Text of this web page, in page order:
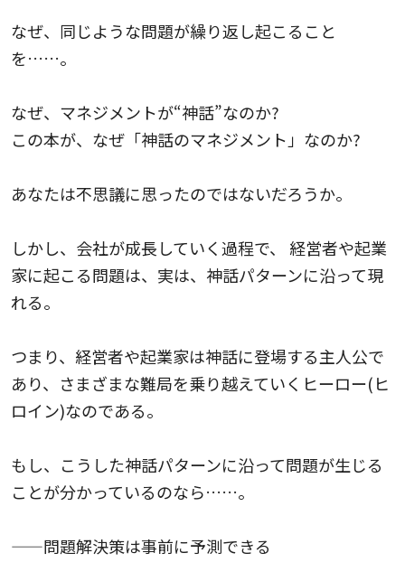
なぜ、同じような問題が繰り返し起こること
を……。
なぜ、マネジメントが“神話”なのか?
この本が、なぜ「神話のマネジメント」なのか?
あなたは不思議に思ったのではないだろうか。
しかし、会社が成長していく過程で、 経営者や起業
家に起こる問題は、実は、神話パターンに沿って現
れる。
つまり、経営者や起業家は神話に登場する主人公で
あり、さまざまな難局を乗り越えていくヒーロー(ヒ
ロイン)なのである。
もし、こうした神話パターンに沿って問題が生じる
ことが分かっているのなら……。
——問題解決策は事前に予測できる